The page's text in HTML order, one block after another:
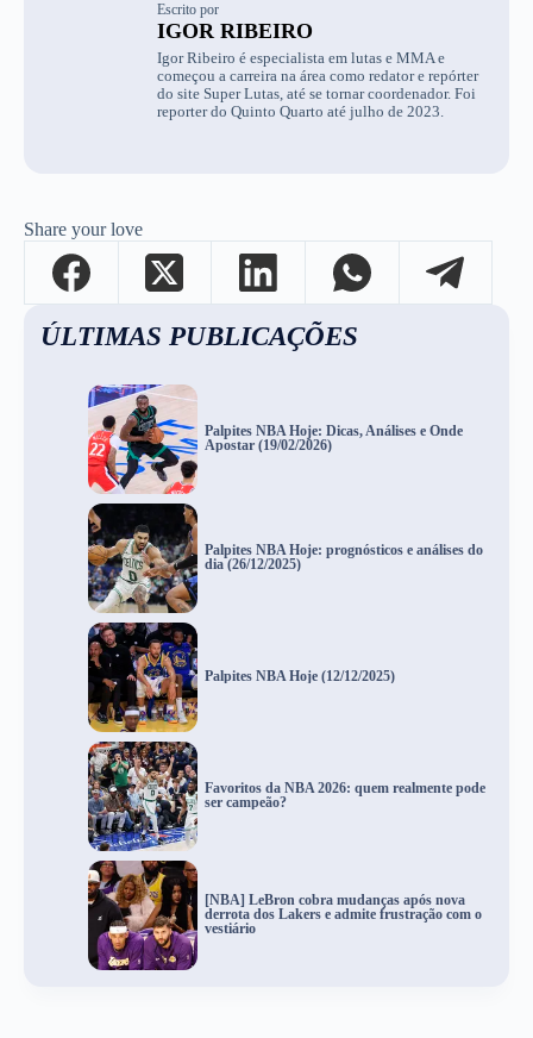
Escrito por
IGOR RIBEIRO
Igor Ribeiro é especialista em lutas e MMA e
começou a carreira na área como redator e repórter
do site Super Lutas, até se tornar coordenador. Foi
reporter do Quinto Quarto até julho de 2023.
Share your love
ÚLTIMAS PUBLICAÇÕES
Palpites NBA Hoje: Dicas, Análises e Onde
Apostar (19/02/2026)
Palpites NBA Hoje: prognósticos e análises do
dia (26/12/2025)
Palpites NBA Hoje (12/12/2025)
Favoritos da NBA 2026: quem realmente pode
ser campeão?
[NBA] LeBron cobra mudanças após nova
derrota dos Lakers e admite frustração com o
vestiário